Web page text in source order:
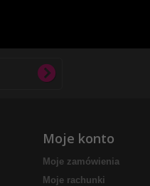
Moje konto
Moje zamówienia
Moje rachunki